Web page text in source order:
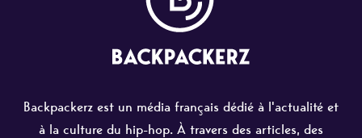
Backpackerz est un média français dédié à l'actualité et
à la culture du hip-hop. À travers des articles, des